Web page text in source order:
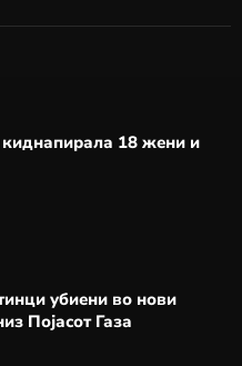
18 жени и
убиени во нови
Појасот Газа